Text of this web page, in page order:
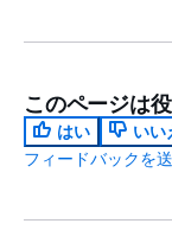
このページは
はい
いい
フィードバックを